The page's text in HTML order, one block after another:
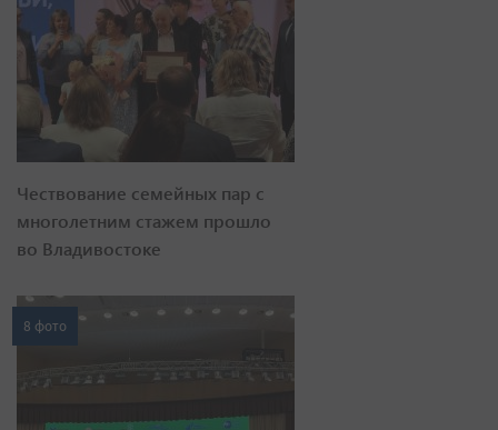
Чествование семейных пар с
многолетним стажем прошло
во Владивостоке
8 фото